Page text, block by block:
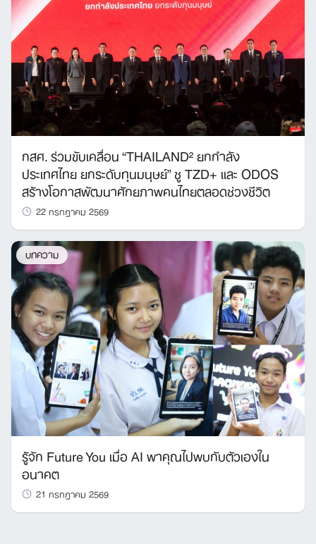
กสศ. ร่วมขับเคลื่อน “THAILAND² ยกกำลัง
ประเทศไทย ยกระดับทุนมนุษย์” ชู TZD+ และ ODOS
สร้างโอกาสพัฒนาศักยภาพคนไทยตลอดช่วงชีวิต
22 กรกฎาคม 2569
บทความ
รู้จัก Future You เมื่อ AI พาคุณไปพบกับตัวเองใน
อนาคต
21 กรกฎาคม 2569